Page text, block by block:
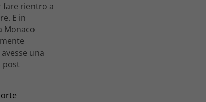
fare rientro a
E in
Monaco
una
post